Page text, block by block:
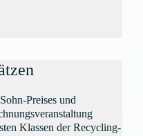
Preises und
Klassen der Recycling-